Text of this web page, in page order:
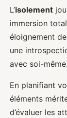
L’isolement
immersion
éloignement
une
avec soi-même.
En planifiant
éléments
d’évaluer les